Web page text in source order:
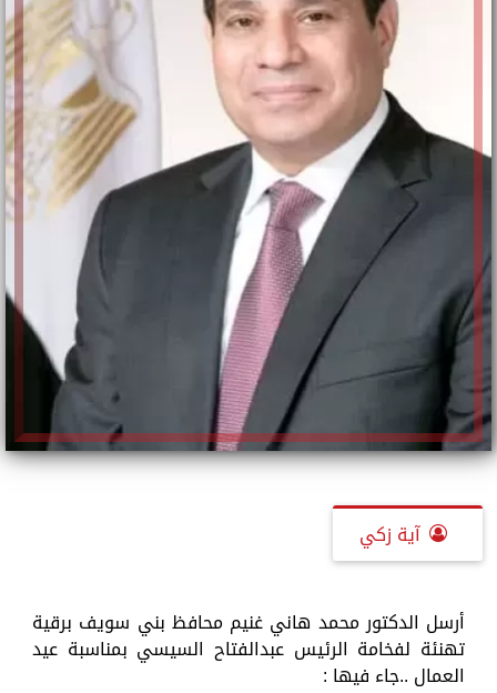
آية زكي
أرسل الدكتور محمد هاني غنيم محافظ بني سويف برقية
تهنئة لفخامة الرئيس عبدالفتاح السيسي بمناسبة عيد
العمال ..جاء فيها :